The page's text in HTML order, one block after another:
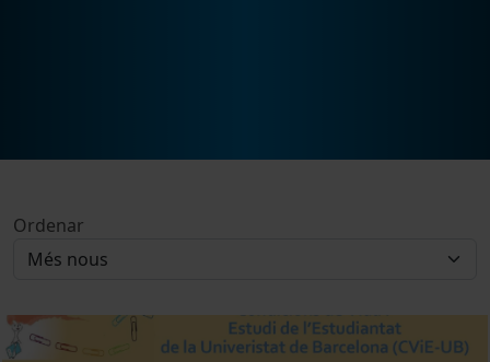
Ordenar